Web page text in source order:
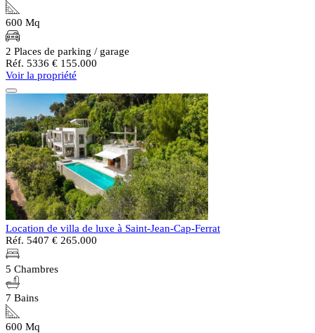
600 Mq
2 Places de parking / garage
Réf. 5336 € 155.000
Voir la propriété
Location de villa de luxe à Saint-Jean-Cap-Ferrat
Réf. 5407 € 265.000
5 Chambres
7 Bains
600 Mq